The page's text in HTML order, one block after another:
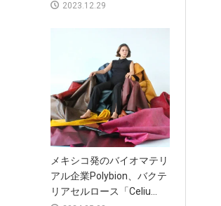
2023.12.29
メキシコ発のバイオマテリ
アル企業Polybion、バクテ
リアセルロース「Celiu...